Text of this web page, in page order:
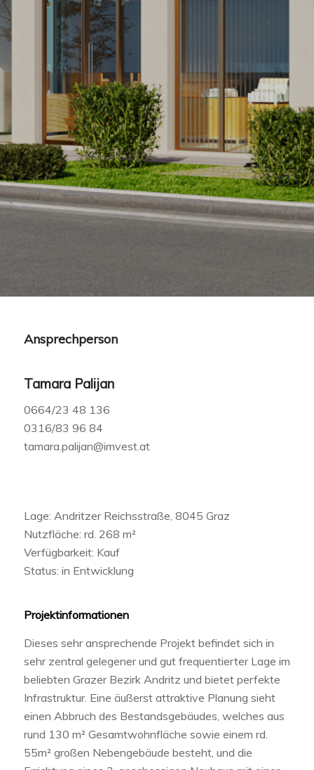
Ansprechperson
Tamara Palijan
0664/23 48 136
0316/83 96 84
tamara.palijan@imvest.at
Lage: Andritzer Reichsstraße, 8045 Graz
Nutzfläche: rd. 268 m²
Verfügbarkeit: Kauf
Status: in Entwicklung
Projektinformationen
Dieses sehr ansprechende Projekt befindet sich in
sehr zentral gelegener und gut frequentierter Lage im
beliebten Grazer Bezirk Andritz und bietet perfekte
Infrastruktur. Eine äußerst attraktive Planung sieht
einen Abbruch des Bestandsgebäudes, welches aus
rund 130 m² Gesamtwohnfläche sowie einem rd.
55m² großen Nebengebäude besteht, und die